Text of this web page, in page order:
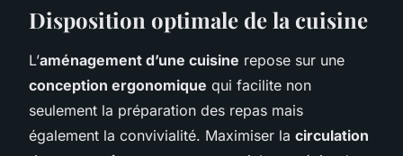
Disposition optimale de la cuisine
L’aménagement d’une cuisine repose sur une
conception ergonomique qui facilite non
seulement la préparation des repas mais
également la convivialité. Maximiser la circulation